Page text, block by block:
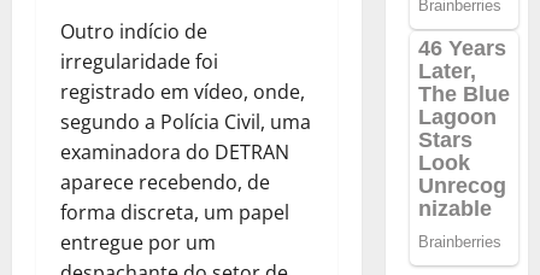
Outro indício de
irregularidade foi
registrado em vídeo, onde,
segundo a Polícia Civil, uma
examinadora do DETRAN
aparece recebendo, de
forma discreta, um papel
entregue por um